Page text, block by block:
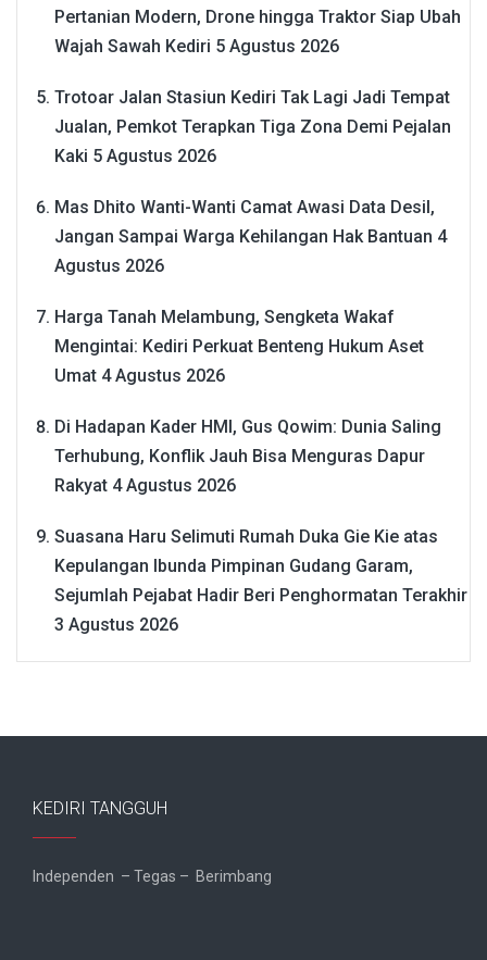
Pertanian Modern, Drone hingga Traktor Siap Ubah
Wajah Sawah Kediri 5 Agustus 2026
Trotoar Jalan Stasiun Kediri Tak Lagi Jadi Tempat
Jualan, Pemkot Terapkan Tiga Zona Demi Pejalan
Kaki 5 Agustus 2026
Mas Dhito Wanti-Wanti Camat Awasi Data Desil,
Jangan Sampai Warga Kehilangan Hak Bantuan 4
Agustus 2026
Harga Tanah Melambung, Sengketa Wakaf
Mengintai: Kediri Perkuat Benteng Hukum Aset
Umat 4 Agustus 2026
Di Hadapan Kader HMI, Gus Qowim: Dunia Saling
Terhubung, Konflik Jauh Bisa Menguras Dapur
Rakyat 4 Agustus 2026
Suasana Haru Selimuti Rumah Duka Gie Kie atas
Kepulangan Ibunda Pimpinan Gudang Garam,
Sejumlah Pejabat Hadir Beri Penghormatan Terakhir
3 Agustus 2026
KEDIRI TANGGUH
Independen – Tegas – Berimbang